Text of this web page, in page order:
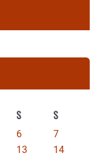
S S
6
7
13
14